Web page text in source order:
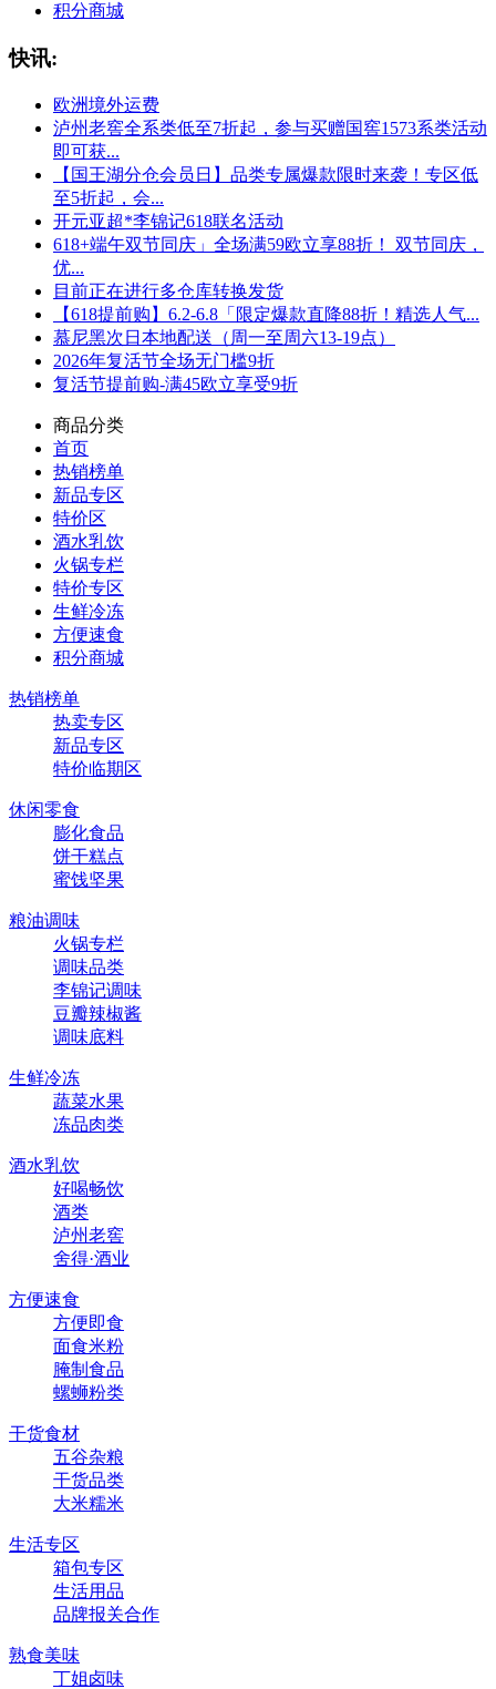
积分商城
快讯:
欧洲境外运费
泸州老窖全系类低至7折起，参与买赠国窖1573系类活动
即可获...
【国王湖分仓会员日】品类专属爆款限时来袭！专区低
至5折起，会...
开元亚超*李锦记618联名活动
618+端午双节同庆」全场满59欧立享88折！ 双节同庆，
优...
目前正在进行多仓库转换发货
【618提前购】6.2-6.8「限定爆款直降88折！精选人气...
慕尼黑次日本地配送（周一至周六13-19点）
2026年复活节全场无门槛9折
复活节提前购-满45欧立享受9折
商品分类
首页
热销榜单
新品专区
特价区
酒水乳饮
火锅专栏
特价专区
生鲜冷冻
方便速食
积分商城
热销榜单
热卖专区
新品专区
特价临期区
休闲零食
膨化食品
饼干糕点
蜜饯坚果
粮油调味
火锅专栏
调味品类
李锦记调味
豆瓣辣椒酱
调味底料
生鲜冷冻
蔬菜水果
冻品肉类
酒水乳饮
好喝畅饮
酒类
泸州老窖
舍得·酒业
方便速食
方便即食
面食米粉
腌制食品
螺蛳粉类
干货食材
五谷杂粮
干货品类
大米糯米
生活专区
箱包专区
生活用品
品牌报关合作
熟食美味
丁姐卤味